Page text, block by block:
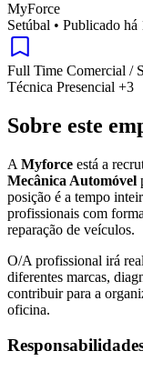
MyForce
Setúbal • Publicado há
Full Time Comercial /
Técnica Presencial +3
Sobre este
A Myforce está a
Mecânica Automóvel
posição é a tempo
profissionais com
reparação de veículos.
O/A profissional irá
diferentes marcas,
contribuir para a
oficina.